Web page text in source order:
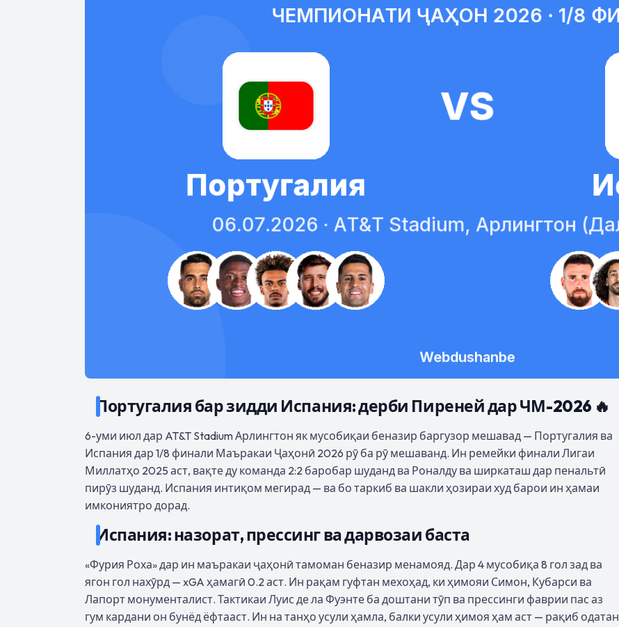
Португалия бар зидди Испания: дерби Пиреней дар ЧМ-2026 🔥
6-уми июл дар AT&T Stadium Арлингтон як мусобиқаи беназир баргузор мешавад — Португалия ва
Испания дар 1/8 финали Маъракаи Ҷаҳонӣ 2026 рӯ ба рӯ мешаванд. Ин ремейки финали Лигаи
Миллатҳо 2025 аст, вақте ду команда 2:2 баробар шуданд ва Роналду ва ширкаташ дар пенальтӣ
пирӯз шуданд. Испания интиқом мегирад — ва бо таркиб ва шакли ҳозираи худ барои ин ҳамаи
имкониятро дорад.
Испания: назорат, прессинг ва дарвозаи баста
«Фурия Роха» дар ин маъракаи ҷаҳонӣ тамоман беназир менамояд. Дар 4 мусобиқа 8 гол зад ва
ягон гол нахӯрд — xGA ҳамагӣ 0.2 аст. Ин рақам гуфтан мехоҳад, ки ҳимояи Симон, Кубарси ва
Лапорт монументалист. Тактикаи Луис де ла Фуэнте ба доштани тӯп ва прессинги фаврии пас аз
гум кардани он бунёд ёфтааст. Ин на танҳо усули ҳамла, балки усули ҳимоя ҳам аст — рақиб одатан